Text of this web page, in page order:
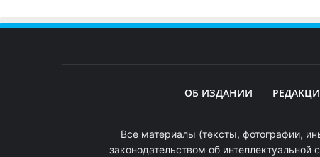
ОБ ИЗДАНИИ
Все материалы (тексты, фотографии,
законодательством об